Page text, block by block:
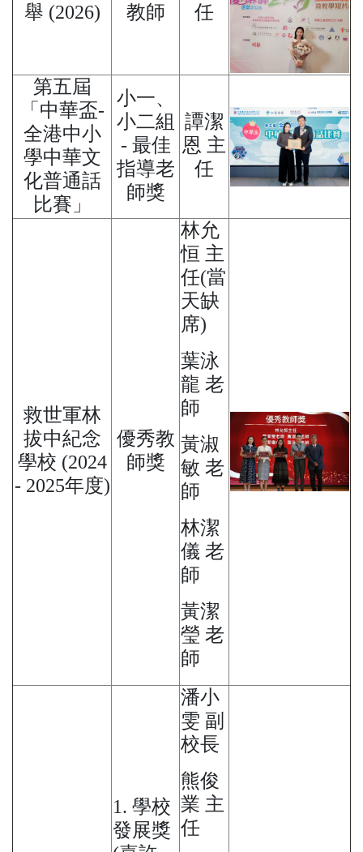
舉 (2026)
教師
任
第五屆
「中華盃-
全港中小
學中華文
化普通話
比賽」
小一、
小二組
- 最佳
指導老
師獎
譚潔
恩 主
任
救世軍林
拔中紀念
學校 (2024
- 2025年度)
優秀教
師獎
林允
恒 主
任(當
天缺
席)
葉泳
龍 老
師
黃淑
敏 老
師
林潔
儀 老
師
黃潔
瑩 老
師
1. 學校
發展獎
潘小
雯 副
校長
熊俊
業 主
任